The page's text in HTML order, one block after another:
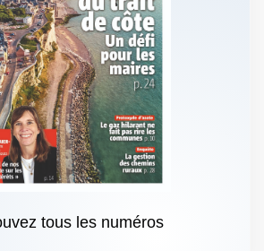
tous les numéros